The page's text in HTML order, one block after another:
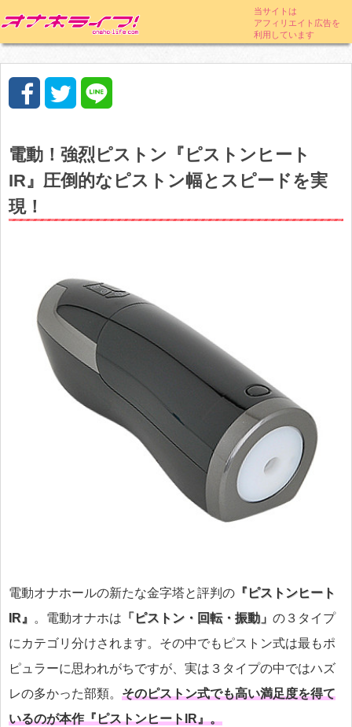
電動！強烈ピストン『ピストンヒート
IR』圧倒的なピストン幅とスピードを実
現！
電動オナホールの新たな金字塔と評判の 『ピストンヒート
IR』 。電動オナホは 「ピストン・回転・振動」 の３タイプ
にカテゴリ分けされます。その中でもピストン式は最もポ
ピュラーに思われがちですが、実は３タイプの中ではハズ
レの多かった部類。 そのピストン式でも高い満足度を得て
いるのが本作『ピストンヒートIR』。